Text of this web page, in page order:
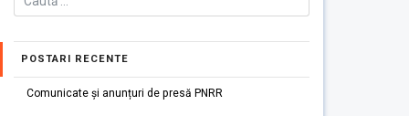
POSTARI RECENTE
Comunicate și anunțuri de presă PNRR